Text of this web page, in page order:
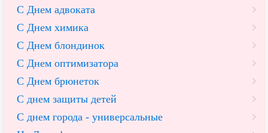
С Днем адвоката
С Днем химика
С Днем блондинок
С Днем оптимизатора
С Днем брюнеток
С днем защиты детей
С днем города - универсальные